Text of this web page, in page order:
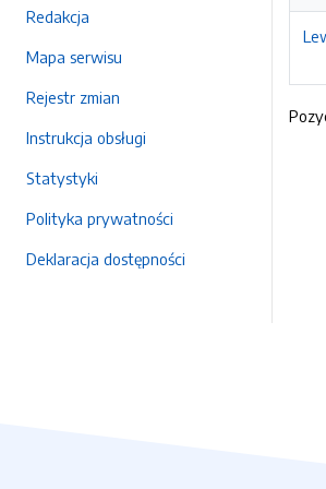
Redakcja
Mapa serwisu
Rejestr zmian
Instrukcja obsługi
Statystyki
Polityka prywatności
Deklaracja dostępności